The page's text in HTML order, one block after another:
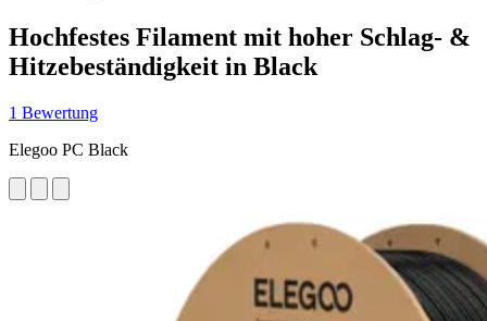
Hochfestes Filament mit hoher Schlag- &
Hitzebeständigkeit in Black
1 Bewertung
Elegoo PC Black